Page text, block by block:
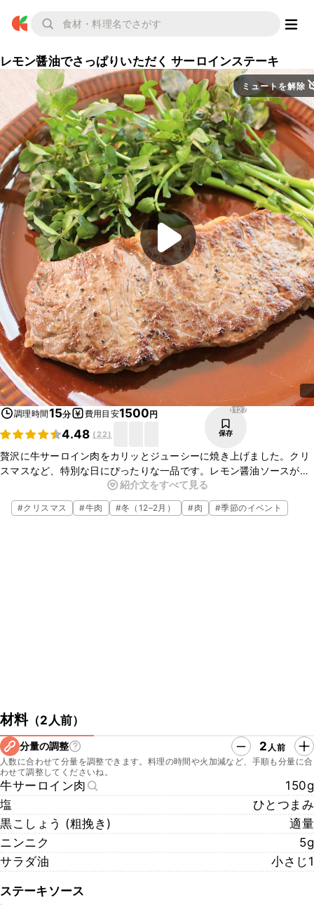
レモン醤油でさっぱりいただく サーロインステーキ
ミュートを解除
調理時間15分 費用目安1500円
4.48 (22)
1127
保存
贅沢に牛サーロイン肉をカリッとジューシーに焼き上げました。クリ
スマスなど、特別な日にぴったりな一品です。レモン醤油ソースが
さっぱりとして、飽きのこない味わいです。ごはんにも、パンにもよ
く合いますよ。ぜひお試しください。
紹介文をすべて見る
#クリスマス #牛肉 #冬（12–2月） #肉 #季節のイベント
材料（2人前）
分量の調整 2 人前
人数に合わせて分量を調整できます。料理の時間や火加減など、手順も分量に合
わせて調整してくださいね。
牛サーロイン肉
150g
塩
ひとつまみ
黒こしょう (粗挽き)
適量
ニンニク
5g
サラダ油
小さじ1
ステーキソース